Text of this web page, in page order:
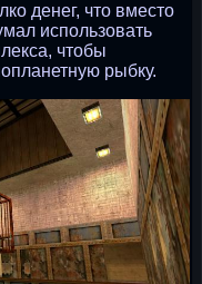
денег, что вместо
использовать
чтобы
рыбку.